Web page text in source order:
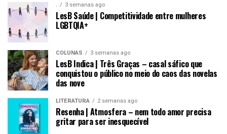
. 3 semanas ago
LesB Saúde | Competitividade entre mulheres
LGBTQIA+
COLUNAS 3 semanas ago
LesB Indica | Três Graças – casal sáfico que
conquistou o público no meio do caos das novelas
das nove
LITERATURA 2 semanas ago
Resenha | Atmosfera – nem todo amor precisa
gritar para ser inesquecível